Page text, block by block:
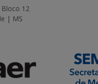
Bloco 12
| MS